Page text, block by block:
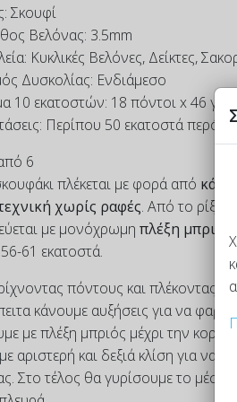
Σκουφί
Βελόνας: 3.5mm
Κυκλικές Βελόνες, Δείκτες,
Δυσκολίας: Ενδιάμεσο
10 εκατοστών: 18 πόντοι x 46
Περίπου 50 εκατοστά
6
πλέκεται με φορά από κάτω
χωρίς ραφές. Από το
με μονόχρωμη πλέξη μπριός
61 εκατοστά.
πόντους και πλέκοντας
κάνουμε αυξήσεις για να
με πλέξη μπριός μέχρι την
αριστερή και δεξιά κλίση για να
Στο τέλος θα γυρίσουμε το μέσα